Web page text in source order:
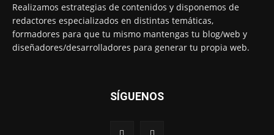
Realizamos estrategias de contenidos y disponemos de
redactores especializados en distintas temáticas,
formadores para que tu mismo mantengas tu blog/web y
diseñadores/desarrolladores para generar tu propia web.
SÍGUENOS